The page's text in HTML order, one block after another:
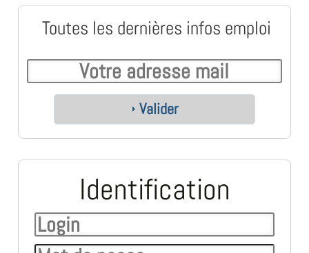
Toutes les dernières infos emploi
Valider
Identification